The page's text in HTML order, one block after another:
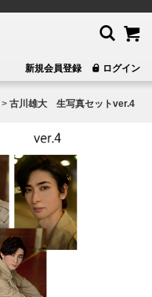
新規会員登録 ログイン
> 古川雄大 生写真セットver.4